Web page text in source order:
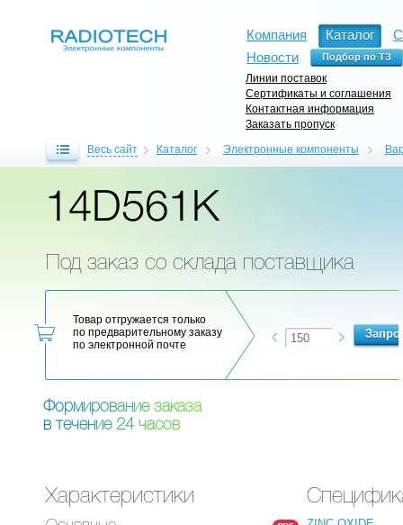
Компания Каталог
Новости
Линии поставок
Сертификаты и соглашения
Контактная информация
Заказать пропуск
Весь сайт Каталог Электронные компоненты
14D561K
Под заказ со склада поставщика
Товар отгружается только
по предварительному заказу
по электронной почте
Формирование заказа
в течение 24 часов
Характеристики